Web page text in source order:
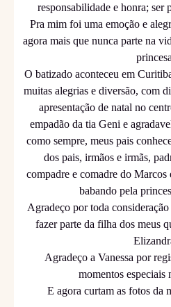
responsabilidade e honra; ser
Pra mim foi uma emoção e
agora mais que nunca parte na
O batizado aconteceu em
muitas alegrias e diversão, com
apresentação de natal no
empadão da tia Geni e
como sempre, meus pais
dos pais, irmãos e irmãs,
compadre e comadre do
babando pela
Agradeço por toda
fazer parte da filha dos meus
Agradeço a Vanessa por
momentos especiais
E agora curtam as fotos da